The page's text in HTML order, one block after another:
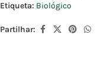
Etiqueta: Biológico
Partilhar: